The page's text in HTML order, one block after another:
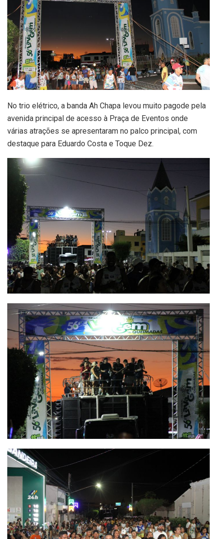
No trio elétrico, a banda Ah Chapa levou muito pagode pela
avenida principal de acesso à Praça de Eventos onde
várias atrações se apresentaram no palco principal, com
destaque para Eduardo Costa e Toque Dez.